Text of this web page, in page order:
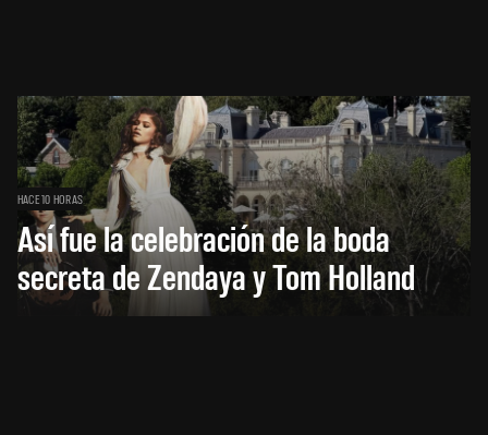
HACE 10 HORAS
Así fue la celebración de la boda
secreta de Zendaya y Tom Holland